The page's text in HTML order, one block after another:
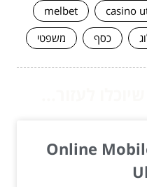
casino
melbet
כסף משפטי
Online